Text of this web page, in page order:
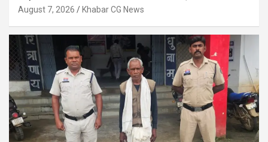
August 7, 2026 Khabar CG News